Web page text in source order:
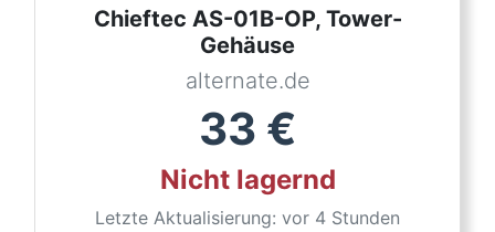
Chieftec AS-01B-OP, Tower-
Gehäuse
alternate.de
33 €
Nicht lagernd
Letzte Aktualisierung: vor 4 Stunden